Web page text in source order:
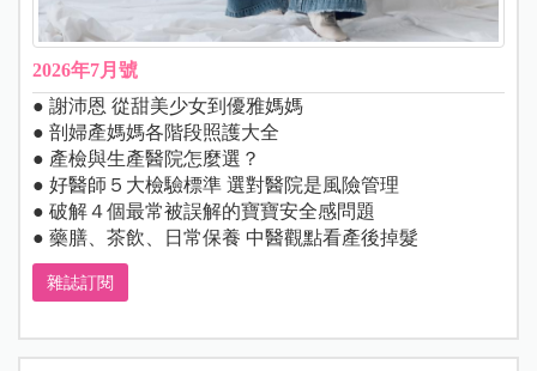
2026年7月號
● 謝沛恩 從甜美少女到優雅媽媽
● 剖婦產媽媽各階段照護大全
● 產檢與生產醫院怎麼選？
● 好醫師５大檢驗標準 選對醫院是風險管理
● 破解４個最常被誤解的寶寶安全感問題
● 藥膳、茶飲、日常保養 中醫觀點看產後掉髮
雜誌訂閱